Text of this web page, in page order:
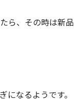
ら、その時は新品
になるようです。